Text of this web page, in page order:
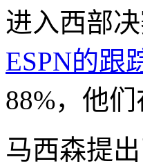
进入西部
ESPN的跟
88%，他
马西森提